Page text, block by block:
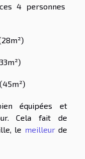
4 personnes
équipées et
Cela fait de
le meilleurde